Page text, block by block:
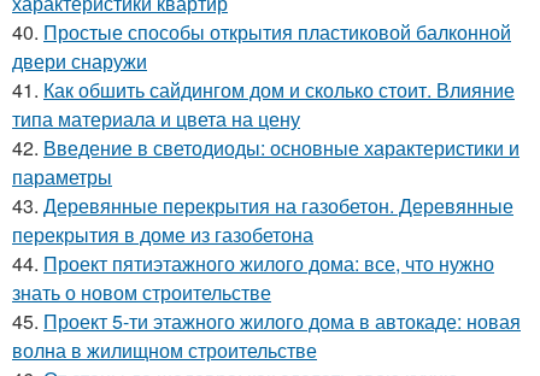
40. Простые способы открытия пластиковой балконной
двери снаружи
41. Как обшить сайдингом дом и сколько стоит. Влияние
типа материала и цвета на цену
42. Введение в светодиоды: основные характеристики и
параметры
43. Деревянные перекрытия на газобетон. Деревянные
перекрытия в доме из газобетона
44. Проект пятиэтажного жилого дома: все, что нужно
знать о новом строительстве
45. Проект 5-ти этажного жилого дома в автокаде: новая
волна в жилищном строительстве